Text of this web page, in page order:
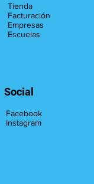
Facebook
Instagram
Social
Tienda
Facturación
Empresas
Escuelas